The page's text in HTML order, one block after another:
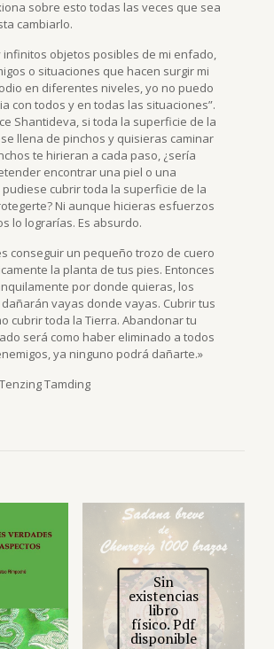
sobre esto todas las veces que sea
cambiarlo.
infinitos objetos posibles de mi enfado,
o situaciones que hacen surgir mi
en diferentes niveles, yo no puedo
con todos y en todas las situaciones”.
Shantideva, si toda la superficie de la
llena de pinchos y quisieras caminar
te hirieran a cada paso, ¿sería
encontrar una piel o una
cubrir toda la superficie de la
Ni aunque hicieras esfuerzos
lo lograrías. Es absurdo.
conseguir un pequeño trozo de cuero
la planta de tus pies. Entonces
por donde quieras, los
vayas donde vayas. Cubrir tus
cubrir toda la Tierra. Abandonar tu
será como haber eliminado a todos
ya ninguno podrá dañarte.»
Tamding
Sin
existencias
libro
físico. Pdf
disponible